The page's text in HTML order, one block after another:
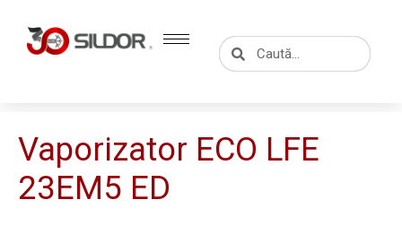
content
CautăCaută
Vaporizator ECO LFE
23EM5 ED